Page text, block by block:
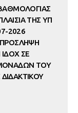
ΤΗΣ ΥΠ
2026
ΠΡΟΣΛΗΨΗ
ΣΕ
ΤΟΥ